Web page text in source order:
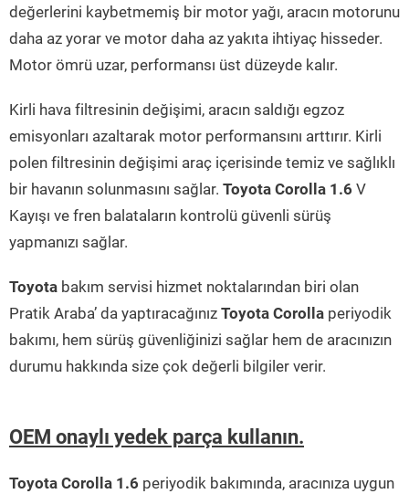
değerlerini kaybetmemiş bir motor yağı, aracın motorunu
daha az yorar ve motor daha az yakıta ihtiyaç hisseder.
Motor ömrü uzar, performansı üst düzeyde kalır.
Kirli hava filtresinin değişimi, aracın saldığı egzoz
emisyonları azaltarak motor performansını arttırır. Kirli
polen filtresinin değişimi araç içerisinde temiz ve sağlıklı
bir havanın solunmasını sağlar. Toyota Corolla 1.6 V
Kayışı ve fren balataların kontrolü güvenli sürüş
yapmanızı sağlar.
Toyota bakım servisi hizmet noktalarından biri olan
Pratik Araba’ da yaptıracağınız Toyota Corolla periyodik
bakımı, hem sürüş güvenliğinizi sağlar hem de aracınızın
durumu hakkında size çok değerli bilgiler verir.
OEM onaylı yedek parça kullanın.
Toyota Corolla 1.6 periyodik bakımında, aracınıza uygun